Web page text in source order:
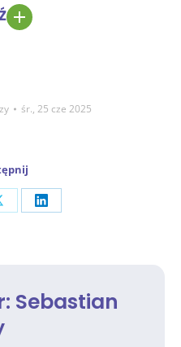
śr., 25 cze 2025
Share
Sebastian